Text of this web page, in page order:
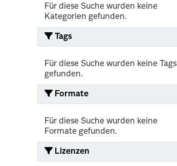
Für diese Suche wurden keine
Kategorien gefunden.
Tags
Für diese Suche wurden keine Tags
gefunden.
Formate
Für diese Suche wurden keine
Formate gefunden.
Lizenzen